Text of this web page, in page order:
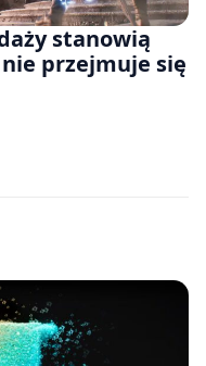
stanowią
przejmuje się